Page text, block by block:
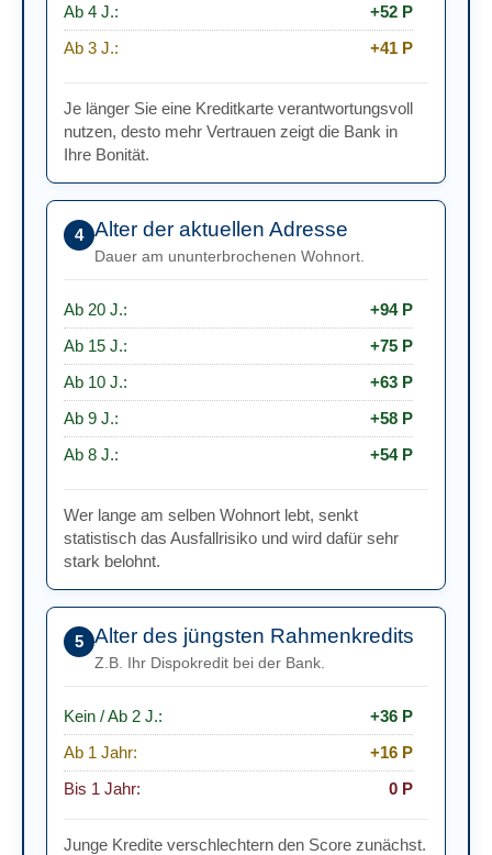
Ab 4 J.:
+52 P
Ab 3 J.:
+41 P
Ab 2 J.:
+32 P
Ab 1 J.:
+23 P
Ab 6 Mon.:
Keine Karte:
Je länger Sie eine Kreditkarte verantwortungsvoll
nutzen, desto mehr Vertrauen zeigt die Bank in
Ihre Bonität.
4 Alter der aktuellen Adresse
Dauer am ununterbrochenen Wohnort.
Ab 20 J.:
+94 P
Ab 15 J.:
+75 P
Ab 10 J.:
+63 P
Ab 9 J.:
+58 P
Ab 8 J.:
+54 P
Ab 7 J.:
+49 P
Ab 6 J.:
Ab 5 J.:
Ab 3 J.:
+35 P
Ab 2 J.:
Ab 1 J.:
+17 P
Ab 7 Mon.:
+6 P
Bis 7 Mon.:
0 P
Wer lange am selben Wohnort lebt, senkt
statistisch das Ausfallrisiko und wird dafür sehr
stark belohnt.
5 Alter des jüngsten Rahmenkredits
Z.B. Ihr Dispokredit bei der Bank.
Kein / Ab 2 J.:
+36 P
Ab 1 Jahr:
+16 P
Bis 1 Jahr:
0 P
Junge Kredite verschlechtern den Score zunächst.